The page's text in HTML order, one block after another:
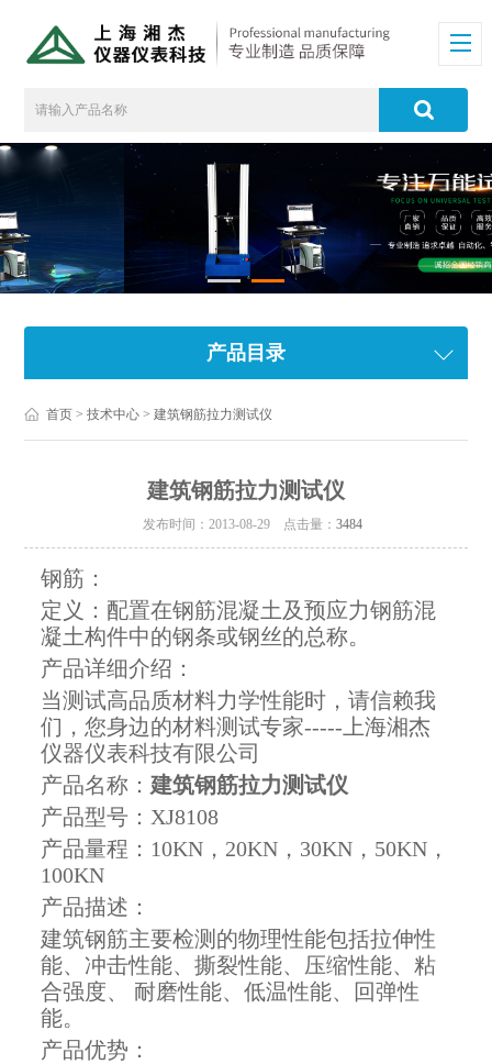
产品目录
首页 >技术中心 > 建筑钢筋拉力测试仪
建筑钢筋拉力测试仪
发布时间：2013-08-29 点击量： 3484
钢筋：
定义： 配置在钢筋混凝土及预应力钢筋混
凝土构件中的钢条或钢丝的总称。
产品详细介绍：
当测试高品质材料力学性能时，请信赖我
们，您身边的材料测试专家-----上海湘杰
仪器仪表科技有限公司
产品名称：建筑钢筋拉力测试仪
产品型号： XJ8108
产品量程：10KN，20KN，30KN，50KN，
100KN
产品描述：
建筑钢筋主要检测的物理性能包括拉伸性
能、冲击性能、撕裂性能、压缩性能、粘
合强度、 耐磨性能、低温性能、回弹性
能。
产品优势：